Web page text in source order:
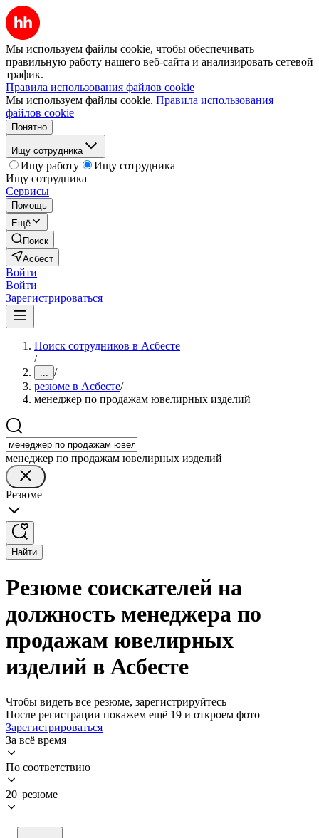
Мы используем файлы cookie, чтобы обеспечивать
правильную работу нашего веб-сайта и анализировать сетевой
трафик.
Правила использования файлов cookie
Мы используем файлы cookie. Правила использования
файлов cookie
Понятно
Ищу сотрудника
Ищу работу
Ищу сотрудника
Ищу сотрудника
Сервисы
Помощь
Ещё
Поиск
Асбест
Войти
Войти
Зарегистрироваться
Поиск сотрудников в Асбесте
/
... /
резюме в Асбесте/
менеджер по продажам ювелирных изделий
менеджер по продажам ювелирных изделий
Резюме
Найти
Резюме соискателей на
должность менеджера по
продажам ювелирных
изделий в Асбесте
Чтобы видеть все резюме, зарегистрируйтесь
После регистрации покажем ещё 19 и откроем фото
Зарегистрироваться
За всё время
По соответствию
20 резюме